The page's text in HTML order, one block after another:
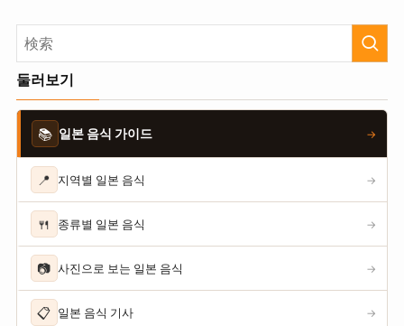
둘러보기
📚 일본 음식 가이드 →
📍 지역별 일본 음식 →
🍴 종류별 일본 음식 →
📷 사진으로 보는 일본 음식 →
📋 일본 음식 기사 →